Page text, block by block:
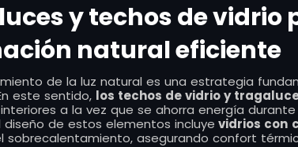
y techos de vidrio
natural eficiente
de la luz natural es una estrategia
este sentido, los techos de vidrio y
a la vez que se ahorra energía
diseño de estos elementos incluye vidrios con
sobrecalentamiento, asegurando confort